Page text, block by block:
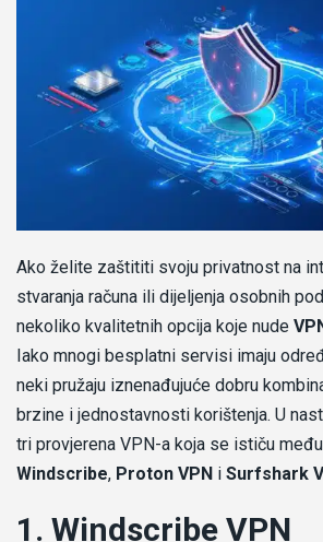
Ako želite zaštititi svoju privatnost na
stvaranja računa ili dijeljenja osobnih
nekoliko kvalitetnih opcija koje nude
Iako mnogi besplatni servisi imaju
neki pružaju iznenađujuće dobru
brzine i jednostavnosti korištenja. U
tri provjerena VPN-a koja se ističu
Windscribe, Proton VPN i Surfshark
1. Windscribe VPN